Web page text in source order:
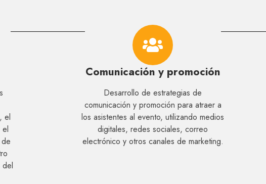
el
el
del
Comunicación y promoción
Desarrollo de estrategias de
comunicación y promoción para atraer a
los asistentes al evento, utilizando medios
digitales, redes sociales, correo
electrónico y otros canales de marketing.